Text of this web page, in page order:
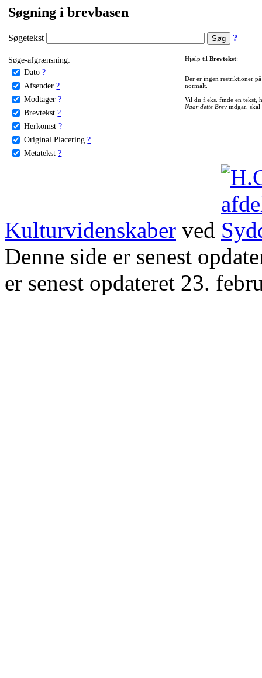
Søgning i brevbasen
Søgetekst ?
Søge-afgrænsning:
Dato ?
Afsender ?
Modtager ?
Brevtekst ?
Herkomst ?
Original Placering ?
Metatekst ?
Hjælp til Brevtekst:
Der er ingen restriktioner
normalt.
Vil du f.eks. finde en tekst,
Naar dette Brevindgår, skal
Kulturvidenskaber ved
Denne side er senest
er senest opdateret 23.